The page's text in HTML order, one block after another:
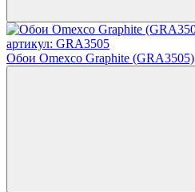
артикул: GRA3505
Обои Omexco Graphite (GRA3505)